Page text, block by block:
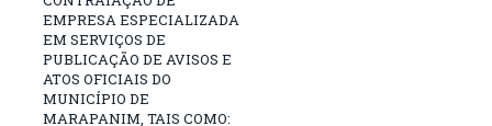
EMPRESA ESPECIALIZADA
EM SERVIÇOS DE
PUBLICAÇÃO DE AVISOS E
ATOS OFICIAIS DO
MUNICÍPIO DE
MARAPANIM, TAIS COMO: